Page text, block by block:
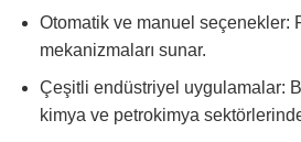
Otomatik ve manuel seçenekler:
mekanizmaları sunar.
Çeşitli endüstriyel uygulamalar:
kimya ve petrokimya